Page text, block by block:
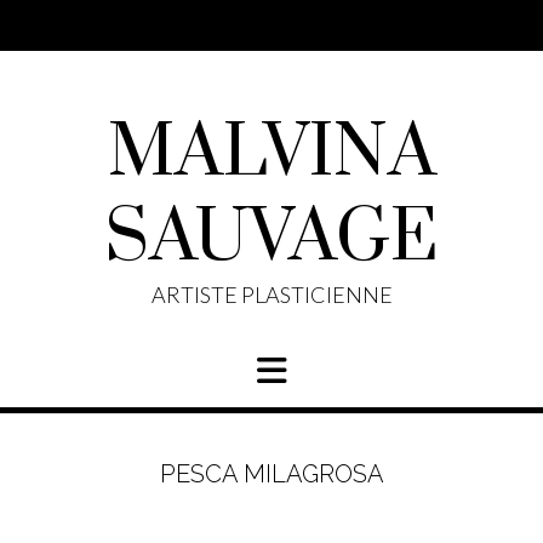
MALVINA
SAUVAGE
ARTISTE PLASTICIENNE
PESCA MILAGROSA